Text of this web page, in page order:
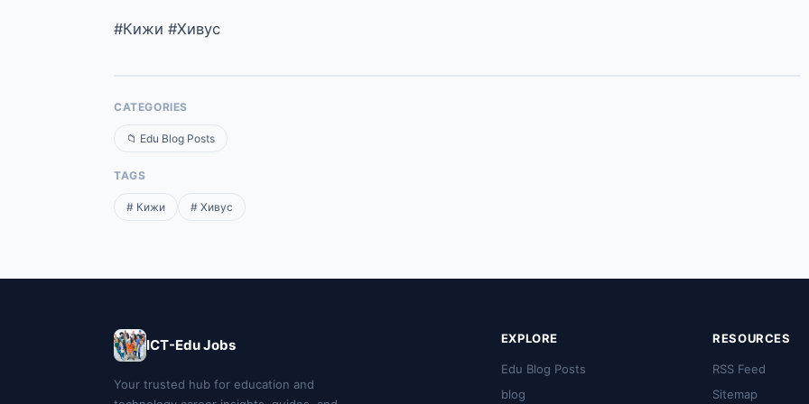
#Кижи #Хивус
CATEGORIES
📁 Edu Blog Posts
TAGS
# Кижи # Хивус
ICT-Edu Jobs
Your trusted hub for education and
EXPLORE
Edu Blog Posts
blog
RESOURCES
RSS Feed
Sitemap